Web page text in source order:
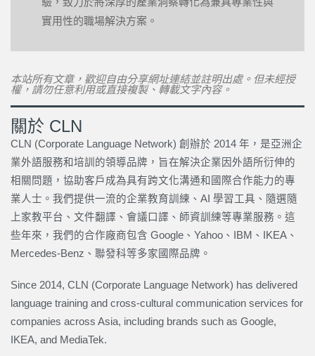
實用性的職場解決方案。
本站所有文章，歡迎自由分享網址連結並註明出處。但未經授
權，請勿任意利用或直接複製、轉載文字內容。
關於 CLN
CLN (Corporate Language Network) 創辦於 2014 年，是亞洲企
業外語服務和培訓的領導品牌，旨在解決企業因外語所衍伸的
相關問題，協助客戶成為具有跨文化溝通和國際合作能力的專
業人士。我們提供一流的企業教育訓練、AI 學習工具、隨選隨
上家教平台、文件翻譯、會議口譯、師資訓練等專業服務。這
些年來，我們的合作廠商包含 Google、Yahoo、IBM、IKEA、
Mercedes-Benz、聯發科等多家國際品牌。
Since 2014, CLN (Corporate Language Network) has delivered
language training and cross-cultural communication services for
companies across Asia, including brands such as Google,
IKEA, and MediaTek.